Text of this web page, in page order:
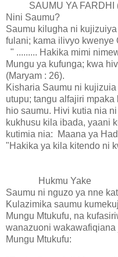
SAUMU YA FARDHI
Nini Saumu?
Saumu kilugha ni
fulani; kama ilivyo kwenye
" ......... Hakika mimi
Mungu ya kufunga; kwa
(Maryam : 26).
Kisharia Saumu ni
utupu; tangu alfajiri
hio saumu. Hivi kutia nia
kukhusu kila ibada, yaani
kutimia nia: Maana ya
"Hakika ya kila kitendo ni
Hukmu Yake
Saumu ni nguzo ya nne
Kulazimika saumu
Mungu Mtukufu, na
wanazuoni
Mungu Mtukufu: